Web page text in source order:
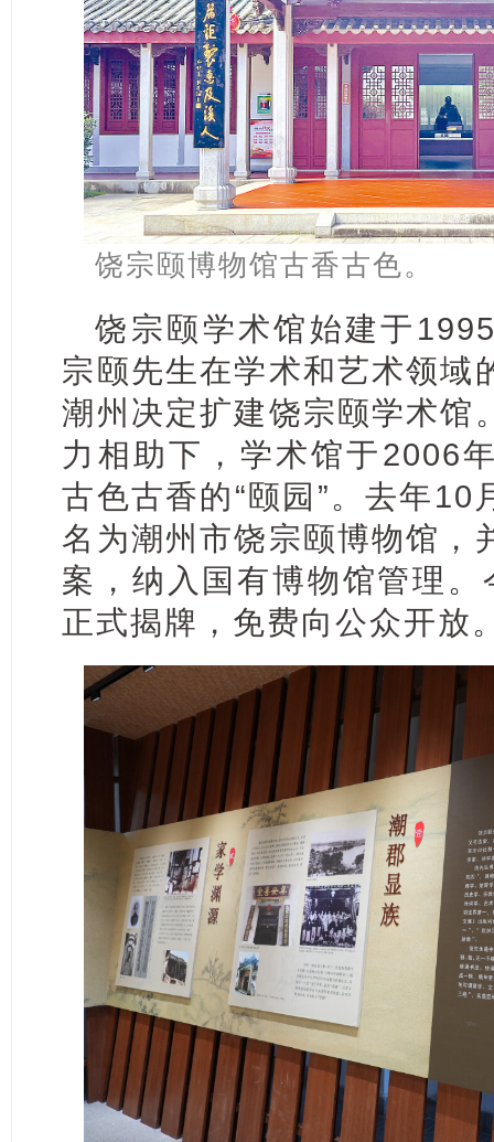
饶宗颐博物馆古香古色。
饶宗颐学术馆始建于
宗颐先生在学术和艺术领域
潮州决定扩建饶宗颐学术馆
力相助下，学术馆于2006
古色古香的“颐园”。去年10
名为潮州市饶宗颐博物馆，
案，纳入国有博物馆管理
正式揭牌，免费向公众开放